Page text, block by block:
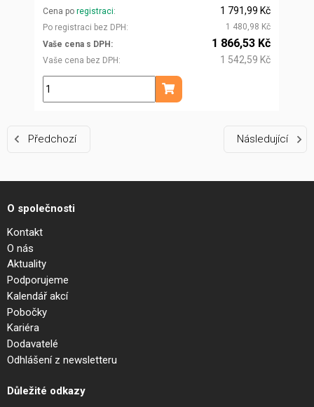
Cena po registraci
Po registraci bez DPH
1 791,99 Kč
1 480,98 Kč
Vaše cena s DPH
Vaše cena bez DPH
1 866,53 Kč
1 542,59 Kč
ks
Přidat do košíku
Předchozí Následující
O společnosti
Kontakt
O nás
Aktuality
Podporujeme
Kalendář akcí
Pobočky
Kariéra
Dodavatelé
Odhlášení z newsletteru
Důležité odkazy